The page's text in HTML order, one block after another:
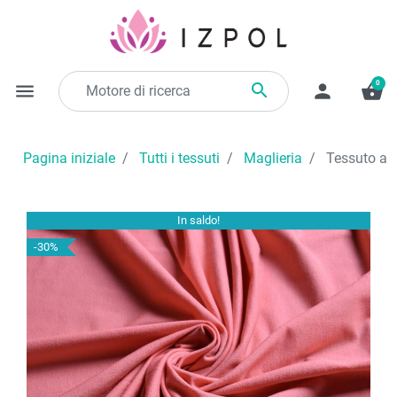
menu  person shopping_basket
0
Pagina iniziale Tutti i tessuti Maglieria Tessuto a
In saldo!
-30%